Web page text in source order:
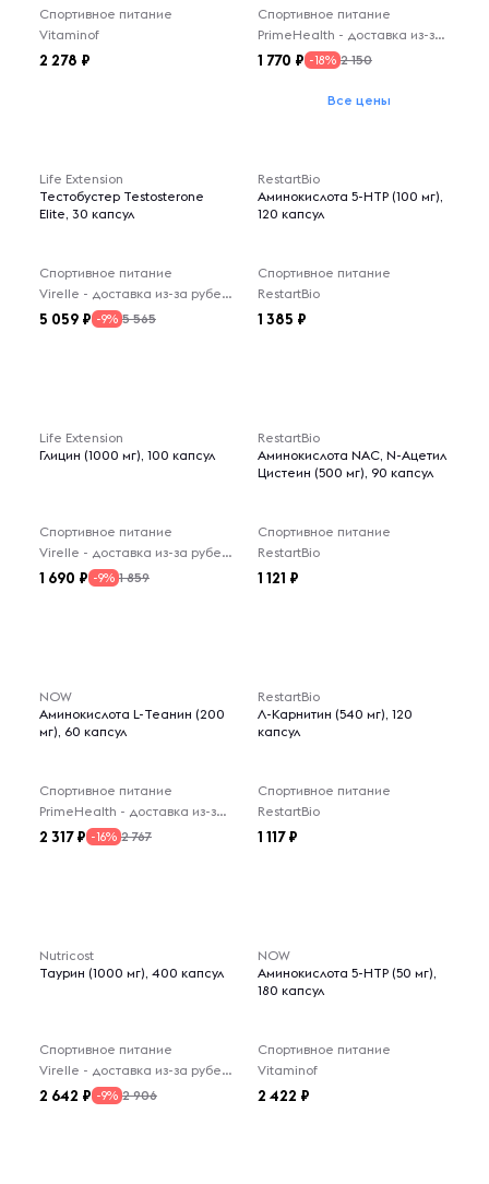
Спортивное питание
Vitaminof
2 278
Спортивное питание
PrimeHealth - доставка из-за рубежа
1 770 -18% 2 150
Все цены
Life Extension
Тестобустер Testosterone
Elite, 30 капсул
Спортивное питание
Virelle - доставка из-за рубежа
5 059 -9% 5 565
RestartBio
Аминокислота 5-HTP (100 мг),
120 капсул
Спортивное питание
RestartBio
1 385
Life Extension
Глицин (1000 мг), 100 капсул
Спортивное питание
Virelle - доставка из-за рубежа
1 690 -9% 1 859
RestartBio
Аминокислота NAC, N-Ацетил
Цистеин (500 мг), 90 капсул
Спортивное питание
RestartBio
1 121
NOW
Аминокислота L-Теанин (200
мг), 60 капсул
Спортивное питание
PrimeHealth - доставка из-за рубежа
2 317 -16% 2 767
RestartBio
Л-Карнитин (540 мг), 120
капсул
Спортивное питание
RestartBio
1 117
Nutricost
Таурин (1000 мг), 400 капсул
Спортивное питание
Virelle - доставка из-за рубежа
2 642 -9% 2 906
NOW
Аминокислота 5-HTP (50 мг),
180 капсул
Спортивное питание
Vitaminof
2 422